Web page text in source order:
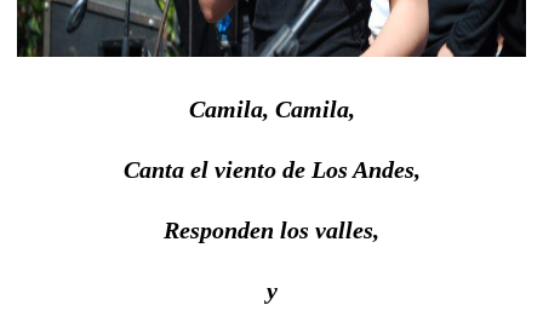
Camila, Camila,
Canta el viento de Los Andes,
Responden los valles,
y